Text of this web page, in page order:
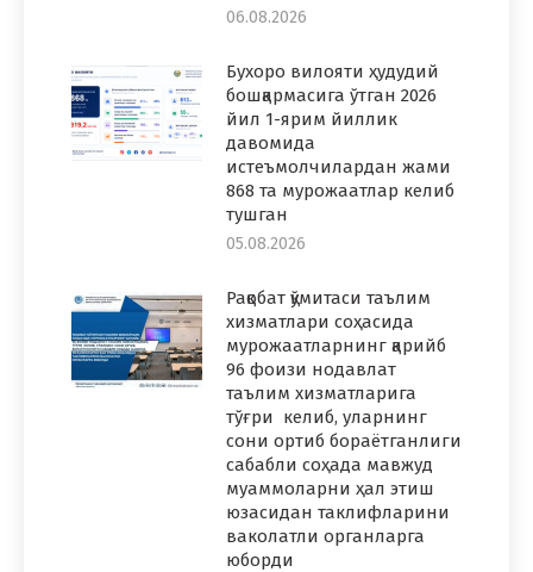
06.08.2026
Бухоро вилояти ҳудудий
бошқармасига ўтган 2026
йил 1-ярим йиллик
давомида
истеъмолчилардан жами
868 та мурожаатлар келиб
тушган
05.08.2026
Рақобат қўмитаси таълим
хизматлари соҳасида
мурожаатларнинг қарийб
96 фоизи нодавлат
таълим хизматларига
тўғри келиб, уларнинг
сони ортиб бораётганлиги
сабабли соҳада мавжуд
муаммоларни ҳал этиш
юзасидан таклифларини
ваколатли органларга
юборди